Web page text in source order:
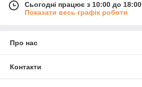
Сьогодні працює з 10:00 до 18:00
Показати весь графік роботи
Про нас
Контакти